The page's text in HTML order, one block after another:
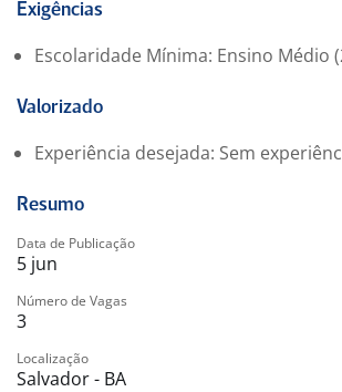
Exigências
Escolaridade Mínima: Ensino Médio
Valorizado
Experiência desejada: Sem
Resumo
Data de Publicação
5 jun
Número de Vagas
3
Localização
Salvador - BA